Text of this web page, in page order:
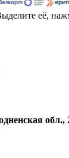
её,
обл.,